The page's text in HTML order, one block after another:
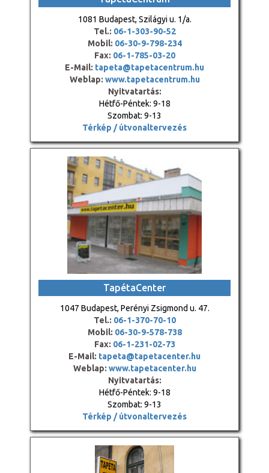
1081 Budapest, Szilágyi u. 1/a.
Tel.: 06-1-303-90-52
Mobil: 06-30-9-798-234
Fax: 06-1-785-03-20
E-Mail: tapeta@tapetacentrum.hu
Weblap: www.tapetacentrum.hu
Nyitvatartás:
Hétfő-Péntek: 9-18
Szombat: 9-13
Térkép / útvonaltervezés
TapétaCenter
1047 Budapest, Perényi Zsigmond u. 47.
Tel.: 06-1-370-70-10
Mobil: 06-30-9-578-738
Fax: 06-1-231-02-73
E-Mail: tapeta@tapetacenter.hu
Weblap: www.tapetacenter.hu
Nyitvatartás:
Hétfő-Péntek: 9-18
Szombat: 9-13
Térkép / útvonaltervezés